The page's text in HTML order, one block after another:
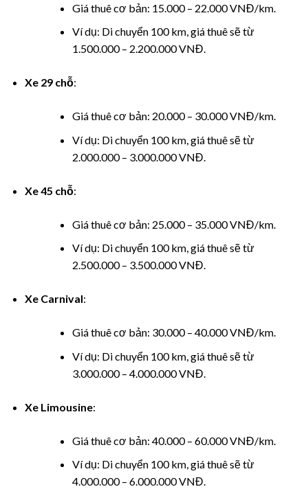
panel
panel
Giá thuê cơ bản: 15.000 – 22.000 VNĐ/km.
Ví dụ: Di chuyển 100 km, giá thuê sẽ từ
1.500.000 – 2.200.000 VNĐ.
Xe 29 chỗ:
Giá thuê cơ bản: 20.000 – 30.000 VNĐ/km.
Ví dụ: Di chuyển 100 km, giá thuê sẽ từ
2.000.000 – 3.000.000 VNĐ.
Xe 45 chỗ:
Giá thuê cơ bản: 25.000 – 35.000 VNĐ/km.
Ví dụ: Di chuyển 100 km, giá thuê sẽ từ
2.500.000 – 3.500.000 VNĐ.
Xe Carnival:
Giá thuê cơ bản: 30.000 – 40.000 VNĐ/km.
Ví dụ: Di chuyển 100 km, giá thuê sẽ từ
3.000.000 – 4.000.000 VNĐ.
Xe Limousine:
Giá thuê cơ bản: 40.000 – 60.000 VNĐ/km.
Ví dụ: Di chuyển 100 km, giá thuê sẽ từ
4.000.000 – 6.000.000 VNĐ.